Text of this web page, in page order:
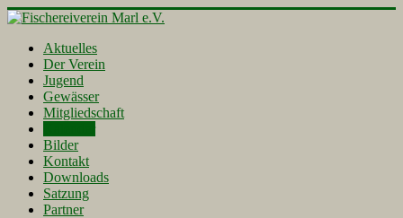
Aktuelles
Der Verein
Jugend
Gewässer
Mitgliedschaft
Bilder
Kontakt
Downloads
Satzung
Partner